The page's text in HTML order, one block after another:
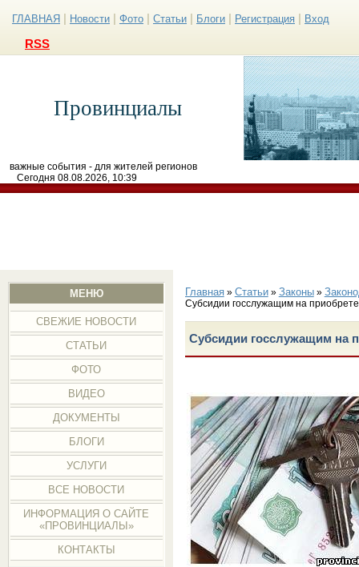
ГЛАВНАЯ Новости Фото Статьи Блоги Регистрация Вход
RSS
Провинциалы
важные события - для жителей регионов
Сегодня 08.08.2026, 10:39
МЕНЮ
СВЕЖИЕ НОВОСТИ
СТАТЬИ
ФОТО
ВИДЕО
ДОКУМЕНТЫ
БЛОГИ
УСЛУГИ
ВСЕ НОВОСТИ
ИНФОРМАЦИЯ О САЙТЕ
«ПРОВИНЦИАЛЫ»
КОНТАКТЫ
Главная» Статьи» Законы»
Субсидии госслужащим на
Субсидии госслужащим на